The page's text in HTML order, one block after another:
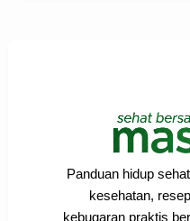
Panduan hidup
kesehatan,
kebugaran praktis